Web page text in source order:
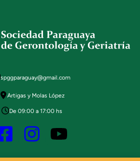
spggparaguay@gmail.com
Artigas y Molas López
De 09:00 a 17:00 hs